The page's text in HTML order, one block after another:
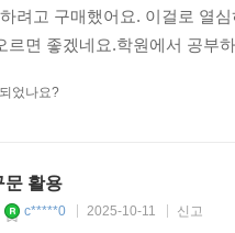
려고 구매했어요. 이걸로 열
르면 좋겠네요.학원에서 공부
었나요?
문 활용
c*****0 2025-10-11 신고